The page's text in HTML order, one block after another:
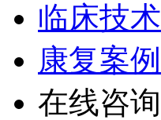
临床技术
康复案例
在线咨询